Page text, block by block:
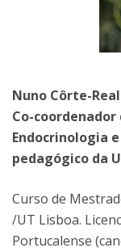
Nuno Côrte-Real
Co-
Endocrinologia
pedagógico da
Curso de
/UT Lisboa.
Portucalense